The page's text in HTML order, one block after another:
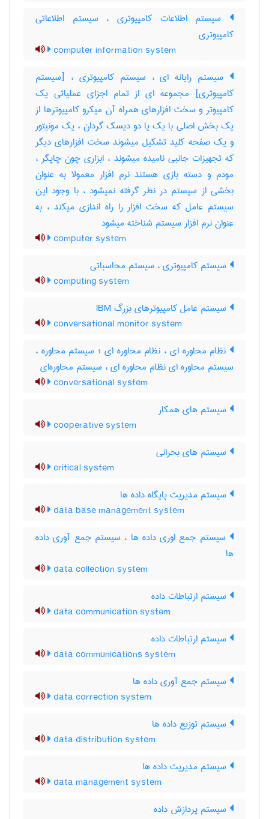
سیستم اطلاعات کامپیوتری ، سیستم اطلاعاتی
کامپیوتری
computer information system
سیستم رایانه ای ، سیستم کامپیوتری ، [سیستم
کامپیوتری] مجموعه ای از تمام اجزای عملیاتی یک
کامپیوتر و سخت افزارهای همراه آن میکرو کامپیوترها از
یک بخش اصلی با یک یا دو دیسک گردان ، یک مونیتور
و یک صفحه کلید تشکیل میشوند سخت افزارهای دیگر
که تجهیزات جانبی نامیده میشوند ، ابزاری چون چاپگر ،
مودم و دسته بازی هستند نرم افزار معمولا به عنوان
بخشی از سیستم در نظر گرفته نمیشود ، با وجود این
سیستم عامل که سخت افزار را راه اندازی میکند ، به
عنوان نرم افزار سیستم شناخته میشود
computer system
سیستم کامپیوتری ، سیستم محاسباتی
computing system
سیستم عامل کامپیوترهای بزرگ IBM
conversational monitor system
نظام محاوره ای ، نظام محاوره ای ؛ سیستم محاوره ،
سیستم محاوره ای نظام محاوره ای ، سیستم محاوره‌ای
conversational system
سیستم های همکار
cooperative system
سیستم های بحرانی
critical system
سیستم مدیریت پایگاه داده ها
data base management system
سیستم جمع اوری داده ها ، سیستم جمع آوری داده
ها
data collection system
سیستم ارتباطات داده
data communication system
سیستم ارتباطات داده
data communications system
سیستم جمع آوری داده ها
data correction system
سیستم توزیع داده ها
data distribution system
سیستم مدیریت داده ها
data management system
سیستم پردازش داده